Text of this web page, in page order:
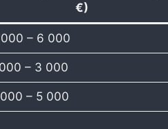
€)
– 6 000
– 3 000
– 5 000